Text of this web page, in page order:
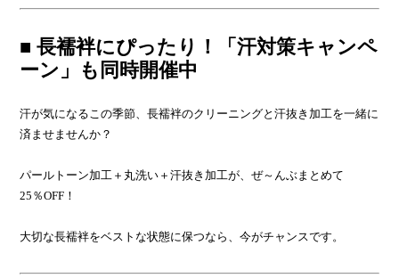
■ 長襦袢にぴったり！「汗対策キャンペ
ーン」も同時開催中
汗が気になるこの季節、長襦袢のクリーニングと汗抜き加工を一緒に
済ませませんか？
パールトーン加工＋丸洗い＋汗抜き加工が、ぜ～んぶまとめて
25％OFF！
大切な長襦袢をベストな状態に保つなら、今がチャンスです。